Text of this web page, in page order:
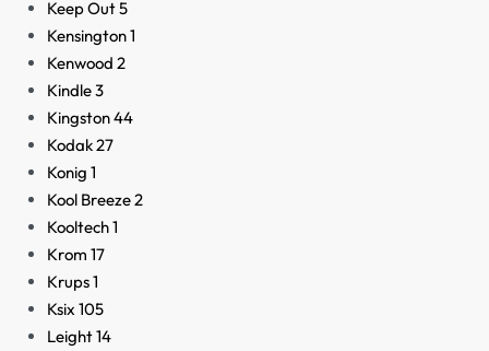
Keep Out5
Kensington1
Kenwood 2
Kindle3
Kingston44
Kodak27
Konig 1
Kool Breeze2
Kooltech1
Krom 17
Krups1
Ksix 105
Leight14